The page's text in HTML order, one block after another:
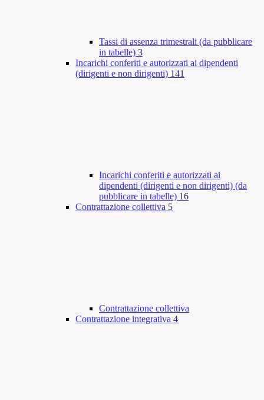
Tassi di assenza trimestrali (da pubblicare
in tabelle) 3
Incarichi conferiti e autorizzati ai dipendenti
(dirigenti e non dirigenti) 141
Incarichi conferiti e autorizzati ai
dipendenti (dirigenti e non dirigenti) (da
pubblicare in tabelle) 16
Contrattazione collettiva 5
Contrattazione collettiva
Contrattazione integrativa 4